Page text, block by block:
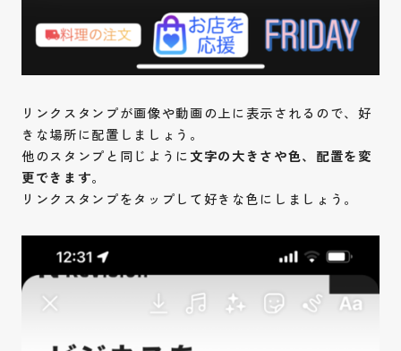
リンクスタンプが画像や動画の上に表示されるので、好
きな場所に配置しましょう。
他のスタンプと同じように 文字の大きさや色、配置を変
更できます。
リンクスタンプをタップして好きな色にしましょう。